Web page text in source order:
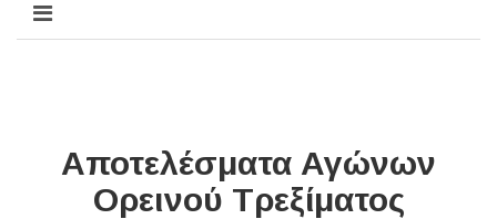
Αποτελέσματα Αγώνων
Ορεινού Τρεξίματος